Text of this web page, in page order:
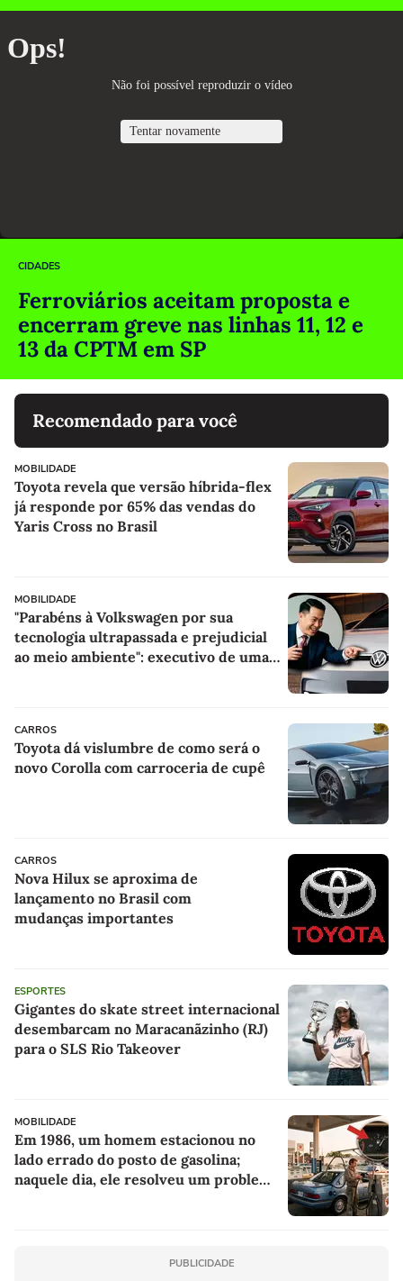
CIDADES
Ferroviários aceitam proposta e
encerram greve nas linhas 11, 12 e
13 da CPTM em SP
Recomendado para você
MOBILIDADE
Toyota revela que versão híbrida-flex
já responde por 65% das vendas do
Yaris Cross no Brasil
MOBILIDADE
"Parabéns à Volkswagen por sua
tecnologia ultrapassada e prejudicial
ao meio ambiente": executivo de uma
CARROS
Toyota dá vislumbre de como será o
novo Corolla com carroceria de cupê
CARROS
Nova Hilux se aproxima de
lançamento no Brasil com
mudanças importantes
ESPORTES
Gigantes do skate street internacional
desembarcam no Maracanãzinho (RJ)
para o SLS Rio Takeover
MOBILIDADE
Em 1986, um homem estacionou no
lado errado do posto de gasolina;
naquele dia, ele resolveu um problema
PUBLICIDADE